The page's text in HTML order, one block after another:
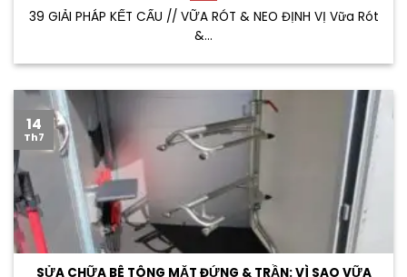
39 GIẢI PHÁP KẾT CẤU // VỮA RÓT & NEO ĐỊNH VỊ Vữa Rót
&...
SỬA CHỮA BÊ TÔNG MẶT ĐỨNG & TRẦN: VÌ SAO VỮA
14
Th7